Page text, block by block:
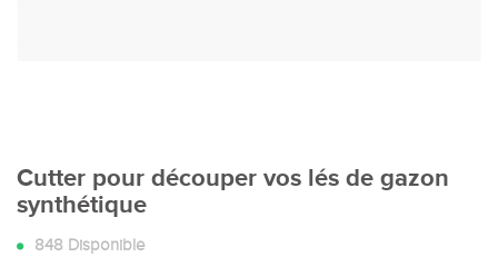
Cutter pour découper vos lés de gazon
synthétique
848 Disponible